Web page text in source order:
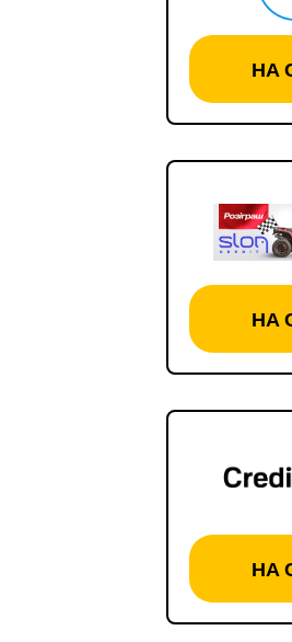
НА
НА
НА